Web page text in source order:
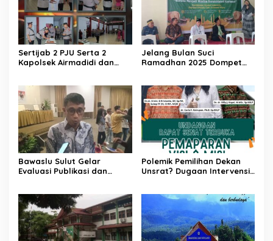
Sertijab 2 PJU Serta 2
Kapolsek Airmadidi dan
Jelang Bulan Suci
Ramadhan 2025 Dompet
Ramadhan
Bawaslu Sulut Gelar
Evaluasi Publikasi dan
Serentak 2024
Polemik Pemilihan Dekan
Unsrat? Dugaan Intervensi